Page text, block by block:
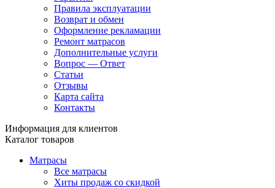
Правила эксплуатации
Возврат и обмен
Оформление рекламации
Ремонт матрасов
Дополнительные услуги
Вопрос — Ответ
Статьи
Отзывы
Карта сайта
Контакты
Информация для клиентов
Каталог товаров
Матрасы
Все матрасы
Хиты продаж со скидкой